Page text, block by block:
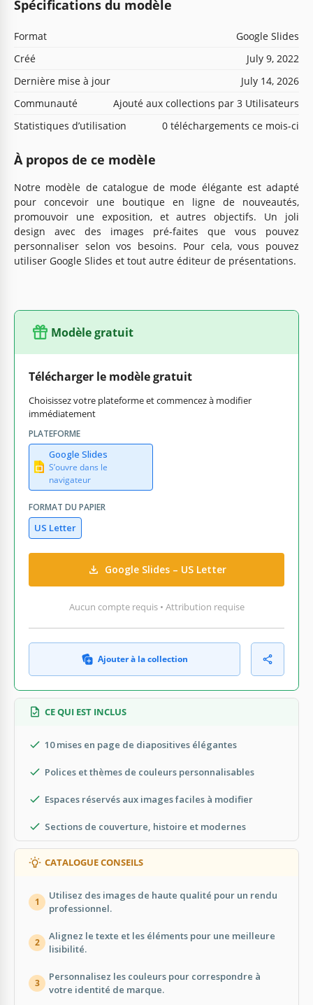
Spécifications du modèle
Format
Google Slides
Créé
July 9, 2022
Dernière mise à jour
July 14, 2026
Communauté
Ajouté aux collections par 3 Utilisateurs
Statistiques d’utilisation
0 téléchargements ce mois-ci
À propos de ce modèle
Notre modèle de catalogue de mode élégante est adapté
pour concevoir une boutique en ligne de nouveautés,
promouvoir une exposition, et autres objectifs. Un joli
design avec des images pré-faites que vous pouvez
personnaliser selon vos besoins. Pour cela, vous pouvez
utiliser Google Slides et tout autre éditeur de présentations.
Modèle gratuit
Télécharger le modèle gratuit
Choisissez votre plateforme et commencez à modifier
immédiatement
PLATEFORME
Google Slides
S’ouvre dans le
navigateur
FORMAT DU PAPIER
US Letter
Google Slides – US Letter
Aucun compte requis • Attribution requise
Ajouter à la collection
CE QUI EST INCLUS
10 mises en page de diapositives élégantes
Polices et thèmes de couleurs personnalisables
Espaces réservés aux images faciles à modifier
Sections de couverture, histoire et modernes
CATALOGUE CONSEILS
1
Utilisez des images de haute qualité pour un rendu
professionnel.
2
Alignez le texte et les éléments pour une meilleure
lisibilité.
3
Personnalisez les couleurs pour correspondre à
votre identité de marque.